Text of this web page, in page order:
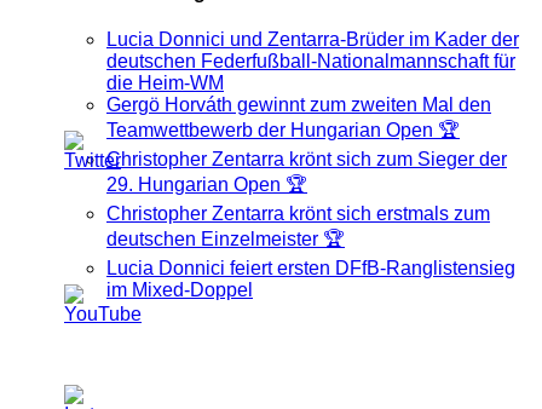
Lucia Donnici und Zentarra-Brüder im Kader der
deutschen Federfußball-Nationalmannschaft für
die Heim-WM
Gergö Horváth gewinnt zum zweiten Mal den
Teamwettbewerb der Hungarian Open 🏆
Christopher Zentarra krönt sich zum Sieger der
29. Hungarian Open 🏆
Christopher Zentarra krönt sich erstmals zum
deutschen Einzelmeister 🏆
Lucia Donnici feiert ersten DFfB-Ranglistensieg
im Mixed-Doppel